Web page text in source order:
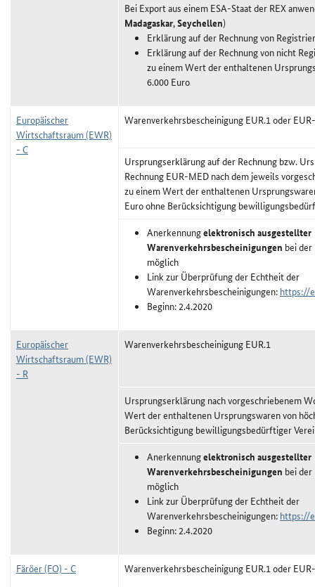
Bei Export aus einem ESA-Staat der REX
Madagaskar,Seychellen)
Erklärung auf der Rechnung von
Erklärung auf der Rechnung von nicht
zu einem Wert der enthaltenen
6.000 Euro
Europäischer
Wirtschaftsraum (EWR)
- C
Warenverkehrsbescheinigung EUR.1 oder
Ursprungserklärung auf der Rechnung bzw.
Rechnung EUR-MED nach dem jeweils
zu einem Wert der enthaltenen
Euro ohne Berücksichtigung
Anerkennungelektronisch ausgestellter
Warenverkehrsbescheinigungen bei
möglich
Link zur Überprüfung der Echtheit der
Warenverkehrsbescheinigungen: https://
Beginn: 2.4.2020
Europäischer
Wirtschaftsraum (EWR)
- R
Warenverkehrsbescheinigung EUR.1
Ursprungserklärung nach vorgeschriebenem
Wert der enthaltenen Ursprungswaren von
Berücksichtigung bewilligungsbedürftiger
Anerkennungelektronisch ausgestellter
Warenverkehrsbescheinigungen bei
möglich
Link zur Überprüfung der Echtheit der
Warenverkehrsbescheinigungen: https://
Beginn: 2.4.2020
Färöer (FO) - C Warenverkehrsbescheinigung EUR.1 oder